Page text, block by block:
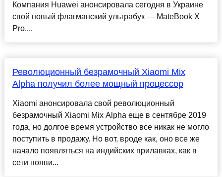
Компания Huawei анонсировала сегодня в Украине
свой новый флагманский ультрабук — MateBook X
Pro....
Революционный безрамочный Xiaomi Mix
Alpha получил более мощный процессор
Xiaomi анонсировала свой революционный
безрамочный Xiaomi Mix Alpha еще в сентябре 2019
года, но долгое время устройство все никак не могло
поступить в продажу. Но вот, вроде как, оно все же
начало появляться на индийских прилавках, как в
сети появи...